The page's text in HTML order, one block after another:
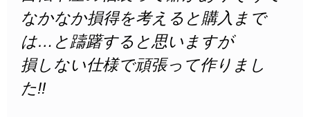
なかなか損得を考えると購入まで
は…と躊躇すると思いますが
損しない仕様で頑張って作りまし
た!!